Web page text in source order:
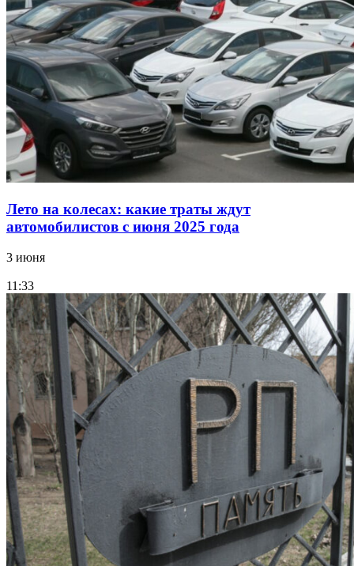
Лето на колесах: какие траты ждут
автомобилистов с июня 2025 года
3 июня
11:33